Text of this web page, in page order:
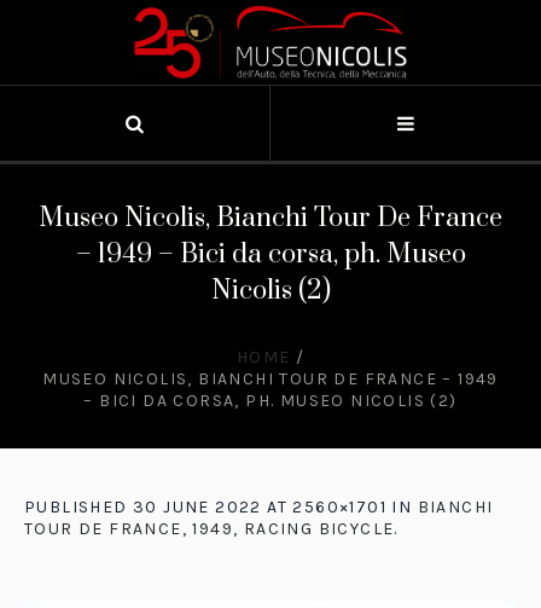
Museo Nicolis, Bianchi Tour De France
– 1949 – Bici da corsa, ph. Museo
Nicolis (2)
HOME /
MUSEO NICOLIS, BIANCHI TOUR DE FRANCE – 1949
– BICI DA CORSA, PH. MUSEO NICOLIS (2)
PUBLISHED 30 JUNE 2022 AT 2560×1701 IN BIANCHI
TOUR DE FRANCE, 1949, RACING BICYCLE.